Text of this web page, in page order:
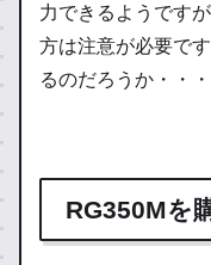
力できるようです
方は注意が必要で
るのだろうか・・・
RG350Mを